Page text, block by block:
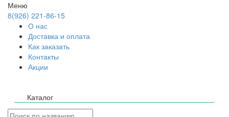
Меню
8(926) 221-86-15
О нас
Доставка и оплата
Как заказать
Контакты
Акции
Каталог